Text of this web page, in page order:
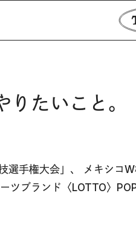
りたいこと
選手権大会」、 メキシコ
ツブランド〈LOTTO〉